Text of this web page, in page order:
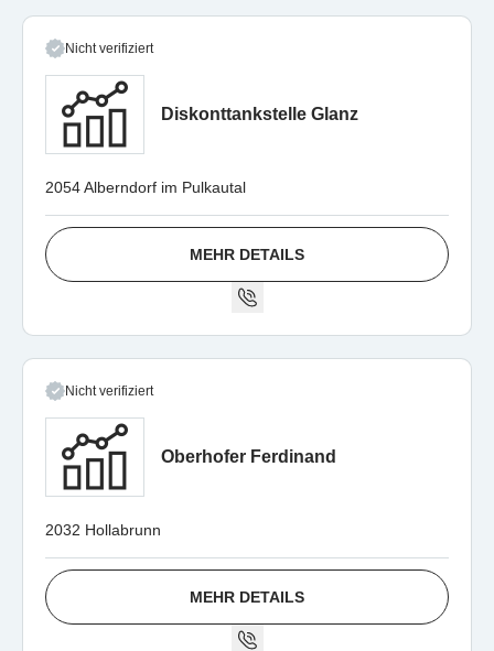
Nicht verifiziert
Diskonttankstelle Glanz
2054 Alberndorf im Pulkautal
MEHR DETAILS
Nicht verifiziert
Oberhofer Ferdinand
2032 Hollabrunn
MEHR DETAILS